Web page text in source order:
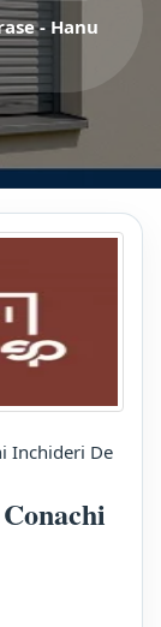
- Hanu
Inchideri De